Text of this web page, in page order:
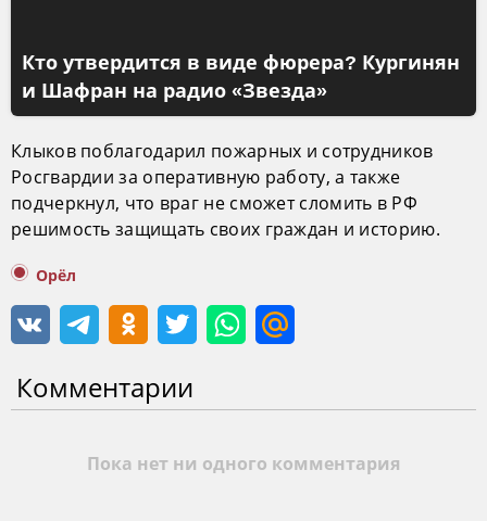
Кто утвердится в виде фюрера? Кургинян
и Шафран на радио «Звезда»
Клыков поблагодарил пожарных и сотрудников
Росгвардии за оперативную работу, а также
подчеркнул, что враг не сможет сломить в РФ
решимость защищать своих граждан и историю.
Орёл
Комментарии
Пока нет ни одного комментария